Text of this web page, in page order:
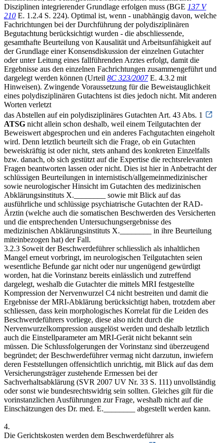
Disziplinen integrierender Grundlage erfolgen muss (BGE 137 V
210 E. 1.2.4 S. 224). Optimal ist, wenn - unabhängig davon, welche
Fachrichtungen bei der Durchführung der polydisziplinären
Begutachtung berücksichtigt wurden - die abschliessende,
gesamthafte Beurteilung von Kausalität und Arbeitsunfähigkeit auf
der Grundlage einer Konsensdiskussion der einzelnen Gutachter
oder unter Leitung eines fallführenden Arztes erfolgt, damit die
Ergebnisse aus den einzelnen Fachrichtungen zusammengeführt und
dargelegt werden können (Urteil 8C 323/2007E. 4.3.2 mit
Hinweisen). Zwingende Voraussetzung für die Beweistauglichkeit
eines polydisziplinären Gutachtens ist dies jedoch nicht. Mit anderen
Worten verletzt
das Abstellen auf ein polydisziplinäres Gutachten Art. 43 Abs. 1
ATSG nicht allein schon deshalb, weil einem Teilgutachten der
Beweiswert abgesprochen und ein anderes Fachgutachten eingeholt
wird. Denn letztlich beurteilt sich die Frage, ob ein Gutachten
beweiskräftig ist oder nicht, stets anhand des konkreten Einzelfalls
bzw. danach, ob sich gestützt auf die Expertise die rechtsrelevanten
Fragen beantworten lassen oder nicht. Dies ist hier in Anbetracht der
schlüssigen Beurteilungen in internistisch/allgemeinmedizinischer
sowie neurologischer Hinsicht im Gutachten des medizinischen
Abklärungsinstituts X.________ sowie mit Blick auf das
ausführliche und schlüssige psychiatrische Gutachten der RAD-
Ärztin (welche auch die somatischen Beschwerden des Versicherten
und die entsprechenden Untersuchungsergebnisse des
medizinischen Abklärungsinstituts X.________ in ihre Beurteilung
miteinbezogen hat) der Fall.
3.2.3 Soweit der Beschwerdeführer schliesslich als inhaltlichen
Mangel erneut vorbringt, im neurologischen Teilgutachten seien
wesentliche Befunde gar nicht oder nur ungenügend gewürdigt
worden, hat die Vorinstanz bereits einlässlich und zutreffend
dargelegt, weshalb die Gutachter die mittels MRI festgestellte
Kompression der Nervenwurzel C4 nicht bestreiten und damit die
Ergebnisse der MRI-Abklärung berücksichtigt haben, trotzdem aber
schliessen, dass kein morphologisches Korrelat für die Leiden des
Beschwerdeführers vorliege, diese also nicht durch die
Nervenwurzelkompression ausgelöst werden und deshalb letztlich
auch die Einstellparameter am MRI-Gerät nicht bekannt sein
müssen. Die Schlussfolgerungen der Vorinstanz sind überzeugend
begründet; der Beschwerdeführer vermag nicht darzutun, inwiefern
deren Feststellungen offensichtlich unrichtig, mit Blick auf das dem
Versicherungsträger zustehende Ermessen bei der
Sachverhaltsabklärung (SVR 2007 UV Nr. 33 S. 111) unvollständig
oder sonst wie bundesrechtswidrig sein sollten. Gleiches gilt für die
vorinstanzlichen Ausführungen zur Frage, weshalb nicht auf die
Einschätzungen des Dr. med. E.________ abgestellt werden kann.
4.
Die Gerichtskosten werden dem Beschwerdeführer als